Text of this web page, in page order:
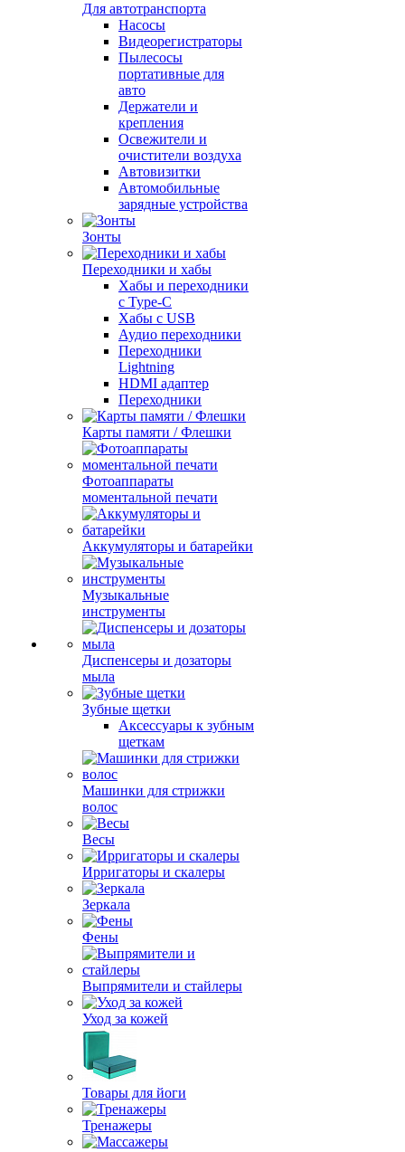
Для автотранспорта
Насосы
Видеорегистраторы
Пылесосы
портативные для
авто
Держатели и
крепления
Освежители и
очистители воздуха
Автовизитки
Автомобильные
зарядные устройства
Зонты
Переходники и хабы
Хабы и переходники
с Type-C
Хабы с USB
Аудио переходники
Переходники
Lightning
HDMI адаптер
Переходники
Карты памяти / Флешки
Фотоаппараты
моментальной печати
Аккумуляторы и батарейки
Музыкальные
инструменты
Диспенсеры и дозаторы
мыла
Зубные щетки
Аксессуары к зубным
щеткам
Машинки для стрижки
волос
Весы
Ирригаторы и скалеры
Зеркала
Фены
Выпрямители и стайлеры
Уход за кожей
Товары для йоги
Тренажеры